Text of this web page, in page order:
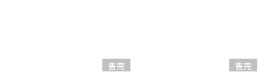
售完
售完